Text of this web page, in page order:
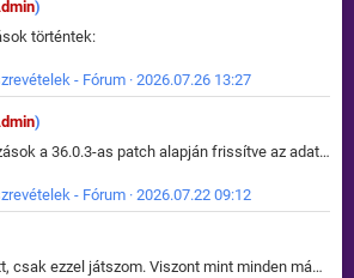
)
történtek:
- Fórum · 2026.07.26 13:27
)
Kártya változások a 36.0.3-as patch alapján frissítve az adatbázisban (képek is cserélve).
- Fórum · 2026.07.22 09:12
Amióta bejött, csak ezzel játszom. Viszont mint minden más - akár az alapjáték is, ez is baromira összetett lett. Néha már pár kör után is esélytelen az egész. Vagy irreállisan túltápol valaki, vagy lelép a partner, vagy csak hülye mint a segg. És amikor eljönne az én időm, na akkor jön el mindenki másé is. Engem jobban érdekelne, hogy ki milyen ratingen szokott játszani. Na ez lenne egy érdekes adat.